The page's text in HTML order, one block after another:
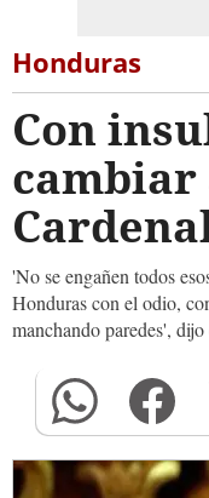
Honduras
Con
cambiar
'No se engañen todos
Honduras con el odio,
manchando paredes',